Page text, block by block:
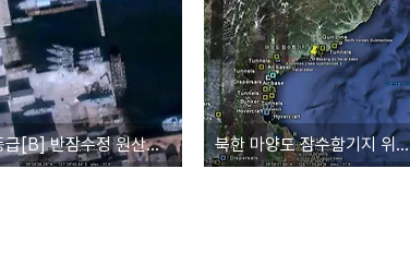
대동급[B] 반잠수정 원산항 정박 위성사진 북한 마양도 잠수함기지 위성사진 [동해안:함경남도 신포시 마양도]